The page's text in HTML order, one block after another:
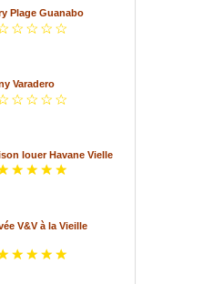
Plage Guanabo
Varadero
louer Havane Vielle
V&V à la Vieille